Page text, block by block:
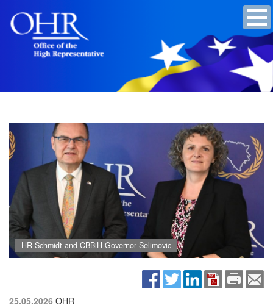
HR Schmidt and CBBiH Governor Selimovic
25.05.2026 OHR